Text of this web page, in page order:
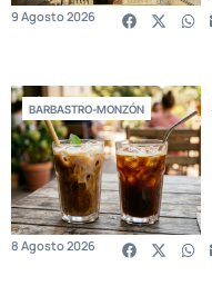
9 Agosto 2026
BARBASTRO-MONZÓN
8 Agosto 2026